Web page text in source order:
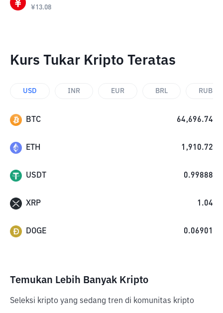
¥13.08
Kurs Tukar Kripto Teratas
USD INR EUR BRL RUB
BTC 64,696.74
ETH 1,910.72
USDT 0.99888
XRP 1.04
DOGE 0.06901
Temukan Lebih Banyak Kripto
Seleksi kripto yang sedang tren di komunitas kripto